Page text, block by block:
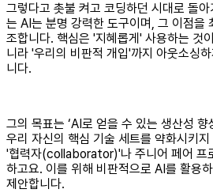
그렇다고 촛불 켜고 코딩하던 시대로 돌
는 AI는 분명 강력한 도구이며, 그 이점을
조합니다. 핵심은 '지혜롭게' 사용하는 것
니라 '우리의 비판적 개입'까지 아웃소싱
니다.
그의 목표는 ‘AI로 얻을 수 있는 생산성
우리 자신의 핵심 기술 세트를 약화시키
'협력자(collaborator)'나 주니어 페어 프
하고요. 이를 위해 비판적으로 AI를 활용
제안합니다.